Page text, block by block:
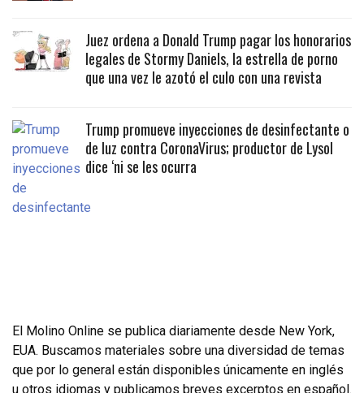
Juez ordena a Donald Trump pagar los honorarios
legales de Stormy Daniels, la estrella de porno
que una vez le azotó el culo con una revista
Trump promueve inyecciones de desinfectante o
de luz contra CoronaVirus; productor de Lysol
dice ‘ni se les ocurra
El Molino Online se publica diariamente desde New York,
EUA. Buscamos materiales sobre una diversidad de temas
que por lo general están disponibles únicamente en inglés
u otros idiomas y publicamos breves excerptos en español.